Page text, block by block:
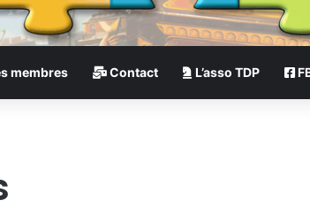
membres Contact L’asso TDP